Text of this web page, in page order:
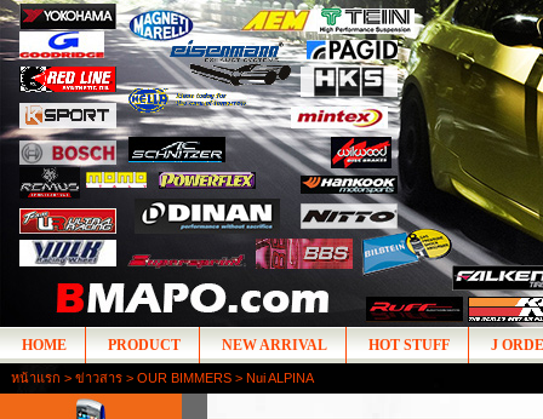
HOME PRODUCT NEW ARRIVAL HOT STUFF J
หน้าแรก > ข่าวสาร > OUR BIMMERS > Nui ALPINA